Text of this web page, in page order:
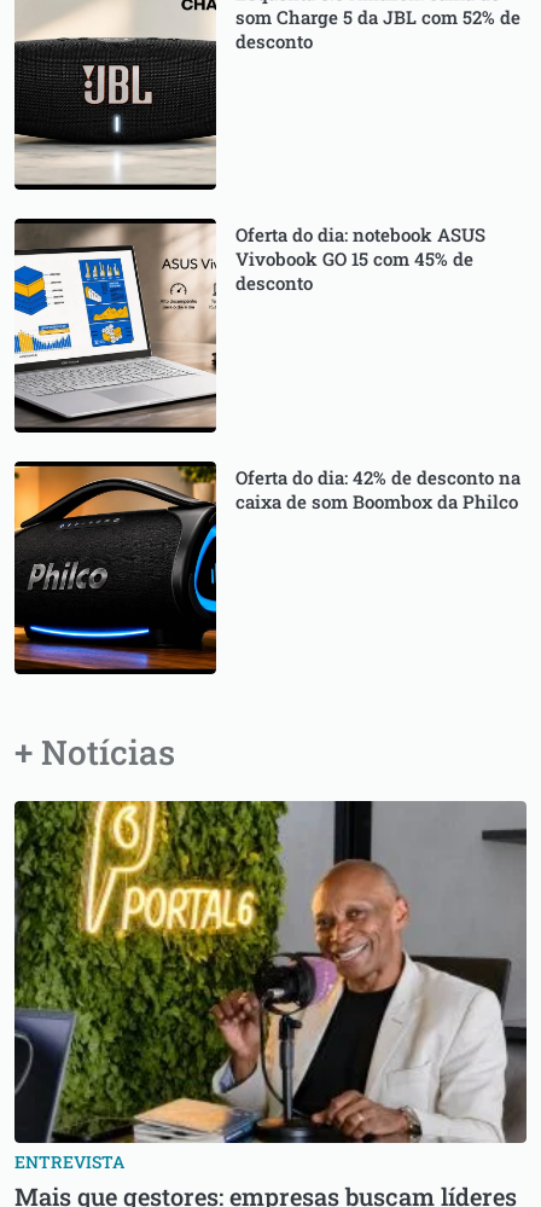
som Charge 5 da JBL com 52% de
desconto
Oferta do dia: notebook ASUS
Vivobook GO 15 com 45% de
desconto
Oferta do dia: 42% de desconto na
caixa de som Boombox da Philco
+ Notícias
ENTREVISTA
Mais que gestores: empresas buscam líderes